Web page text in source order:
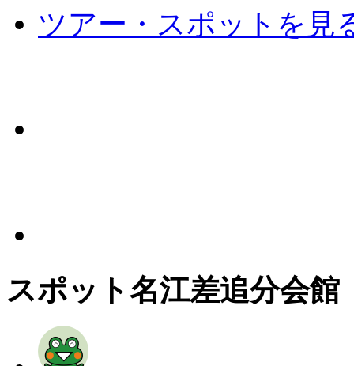
ツアー・スポットを見
スポット名江差追分会館